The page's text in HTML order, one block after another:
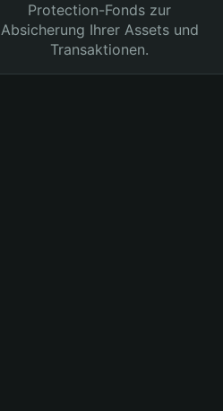
Protection-Fonds zur
Absicherung Ihrer Assets und
Transaktionen.